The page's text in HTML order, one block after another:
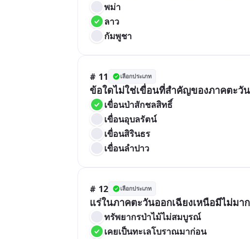
พม่า
ลาว
กัมพูชา
# 11 เลือกประเภท
ข้อใดไม่ใช่เขื่อนที่สำคัญของภาคตะวั
เขื่อนป่าสักชลสิทธิ์
เขื่อนอุบลรัตน์
เขื่อนสิรินธร
เขื่อนลำปาว
# 12 เลือกประเภท
แร่ในภาคตะวันออกเฉียงเหนือมีไม่มา
ทรัพยากรป่าไม้ไม่สมบูรณ์
เคยเป็นทะเลโบราณมาก่อน